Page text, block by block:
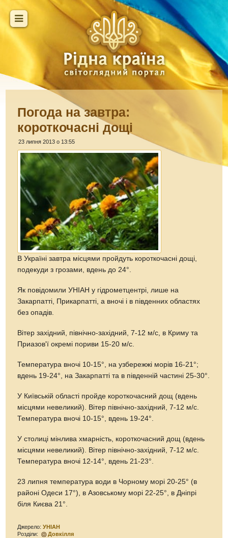
Погода на завтра:
короткочасні дощі
23 липня 2013 о 13:55
В Україні завтра місцями пройдуть короткочасні дощі,
подекуди з грозами, вдень до 24°.
Як повідомили УНІАН у гідрометцентрі, лише на
Закарпатті, Прикарпатті, а вночі і в південних областях
без опадів.
Вітер західний, північно-західний, 7-12 м/с, в Криму та
Приазов'ї окремі пориви 15-20 м/с.
Температура вночі 10-15°, на узбережжі морів 16-21°;
вдень 19-24°, на Закарпатті та в південній частині 25-30°.
У Київській області пройде короткочасний дощ (вдень
місцями невеликий). Вітер північно-західний, 7-12 м/с.
Температура вночі 10-15°, вдень 19-24°.
У столиці мінлива хмарність, короткочасний дощ (вдень
місцями невеликий). Вітер північно-західний, 7-12 м/с.
Температура вночі 12-14°, вдень 21-23°.
23 липня температура води в Чорному морі 20-25° (в
районі Одеси 17°), в Азовському морі 22-25°, в Дніпрі
біля Києва 21°.
Джерело:УНІАН
Розділи:
Довкілля